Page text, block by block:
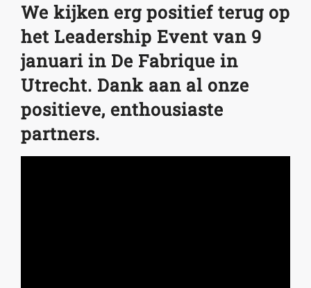
We kijken erg positief terug op
het Leadership Event van 9
januari in De Fabrique in
Utrecht. Dank aan al onze
positieve, enthousiaste
partners.